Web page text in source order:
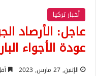
أخبار تركيا
عاجل: الأرصاد
عودة الأجواء
الإثنين, 27 مارس, 2023